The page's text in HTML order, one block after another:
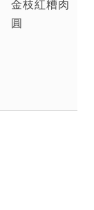
金枝紅糟肉
圓